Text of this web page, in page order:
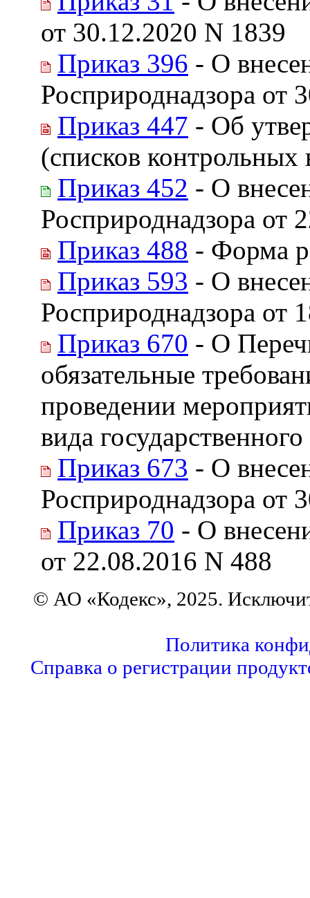
от 30.12.2020 N 1839
Приказ 396 - О
Росприроднадзора от
Приказ 447 - Об
(списков контрольных
Приказ 452 - О
Росприроднадзора от
Приказ 488 - Форма
Приказ 593 - О
Росприроднадзора от
Приказ 670 - О
обязательные
проведении
вида
Приказ 673 - О
Росприроднадзора от
Приказ 70 - О
от 22.08.2016 N 488
© АО «Кодекс», 2025.
Политика
Справка о регистрации